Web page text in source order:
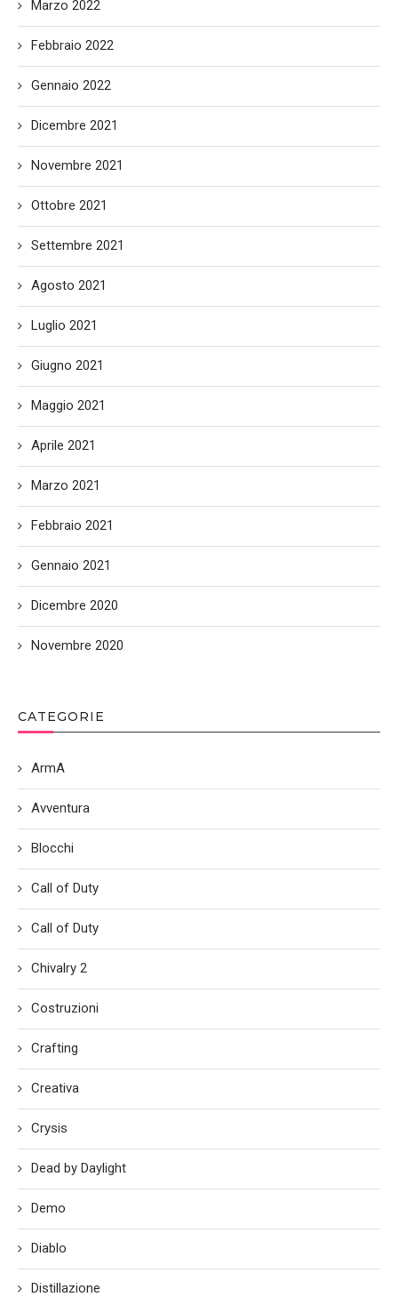
Marzo 2022
Febbraio 2022
Gennaio 2022
Dicembre 2021
Novembre 2021
Ottobre 2021
Settembre 2021
Agosto 2021
Luglio 2021
Giugno 2021
Maggio 2021
Aprile 2021
Marzo 2021
Febbraio 2021
Gennaio 2021
Dicembre 2020
Novembre 2020
CATEGORIE
ArmA
Avventura
Blocchi
Call of Duty
Call of Duty
Chivalry 2
Costruzioni
Crafting
Creativa
Crysis
Dead by Daylight
Demo
Diablo
Distillazione